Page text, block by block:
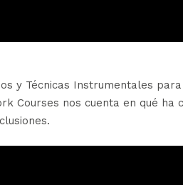
y Técnicas Instrumentales
Courses nos cuenta en qué ha